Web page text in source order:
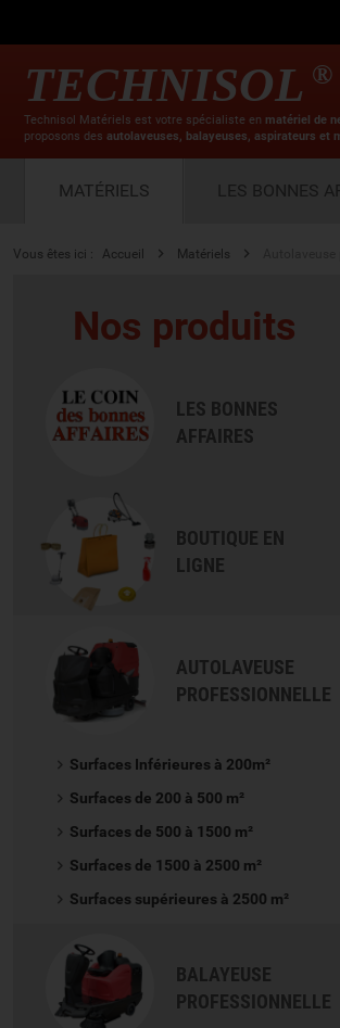
TECHNISOL ®
Technisol Matériels est votre spécialiste en matériel de
proposons des autolaveuses, balayeuses, aspirateurs et
MATÉRIELS LES BONNES
Vous êtes ici : Accueil Matériels
Nos produits
LES BONNES
AFFAIRES
BOUTIQUE EN
LIGNE
AUTOLAVEUSE
PROFESSIONNELLE
Surfaces Inférieures à 200m²
Surfaces de 200 à 500 m²
Surfaces de 500 à 1500 m²
Surfaces de 1500 à 2500 m²
Surfaces supérieures à 2500 m²
BALAYEUSE
PROFESSIONNELLE